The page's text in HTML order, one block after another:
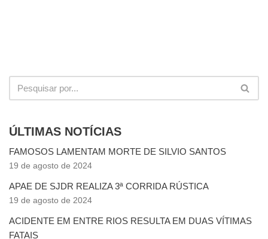
ÚLTIMAS NOTÍCIAS
FAMOSOS LAMENTAM MORTE DE SILVIO SANTOS
19 de agosto de 2024
APAE DE SJDR REALIZA 3ª CORRIDA RÚSTICA
19 de agosto de 2024
ACIDENTE EM ENTRE RIOS RESULTA EM DUAS VÍTIMAS
FATAIS